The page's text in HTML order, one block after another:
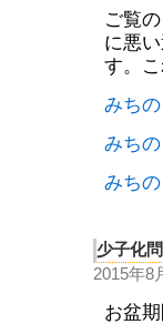
ご覧
に悪
す。
みち
みち
みち
少子化
2015年8
お盆